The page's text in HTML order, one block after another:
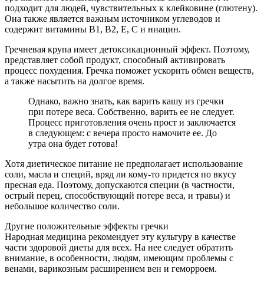
подходит для людей, чувствительных к клейковине (глютену).
Она также является важным источником углеводов и
содержит витамины В1, В2, Е, С и ниацин.
Гречневая крупа имеет детоксикационный эффект. Поэтому,
представляет собой продукт, способный активировать
процесс похудения. Гречка поможет ускорить обмен веществ,
а также насытить на долгое время.
Однако, важно знать, как варить кашу из гречки
при потере веса. Собственно, варить ее не следует.
Процесс приготовления очень прост и заключается
в следующем: с вечера просто намочите ее. До
утра она будет готова!
Хотя диетическое питание не предполагает использование
соли, масла и специй, вряд ли кому-то придется по вкусу
пресная еда. Поэтому, допускаются специи (в частности,
острый перец, способствующий потере веса, и травы) и
небольшое количество соли.
Другие положительные эффекты гречки
Народная медицина рекомендует эту культуру в качестве
части здоровой диеты для всех. На нее следует обратить
внимание, в особенности, людям, имеющим проблемы с
венами, варикозным расширением вен и геморроем.